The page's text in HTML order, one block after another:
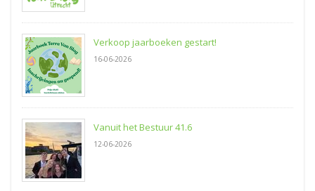
Verkoop jaarboeken gestart!
16-06-2026
Vanuit het Bestuur 41.6
12-06-2026